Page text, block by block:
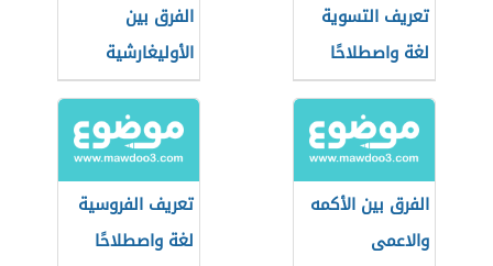
تعريف التسوية
لغة واصطلاحًا
الفرق بين
الأوليغارشية
والأرستقراطية
الفرق بين الأكمه
والاعمى
تعريف الفروسية
لغة واصطلاحًا